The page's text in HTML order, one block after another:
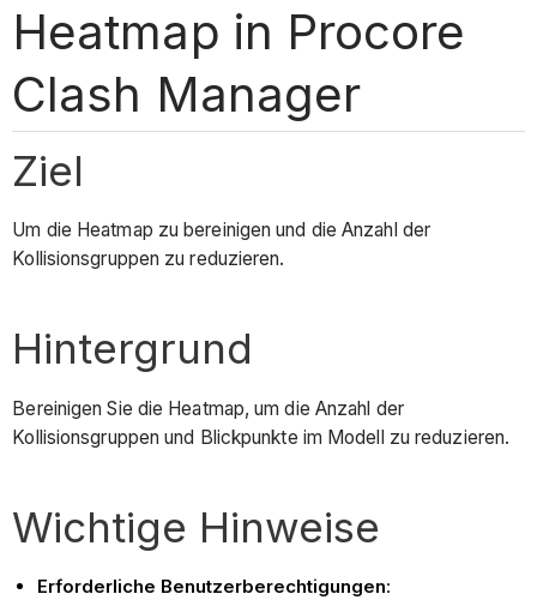
Heatmap in Procore
Clash Manager
Ziel
Um die Heatmap zu bereinigen und die Anzahl der
Kollisionsgruppen zu reduzieren.
Hintergrund
Bereinigen Sie die Heatmap, um die Anzahl der
Kollisionsgruppen und Blickpunkte im Modell zu reduzieren.
Wichtige Hinweise
Erforderliche Benutzerberechtigungen: